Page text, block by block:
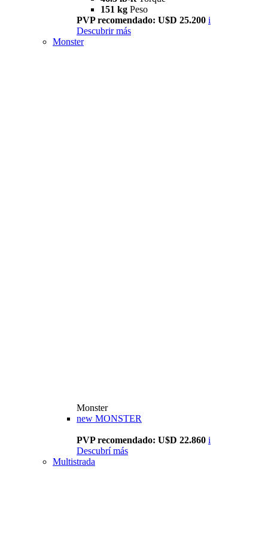
151 kg Peso
PVP recomendado: U$D 25.200 i
Descubrir más
Monster
Monster
new MONSTER
PVP recomendado: U$D 22.860 i
Descubrí más
Multistrada